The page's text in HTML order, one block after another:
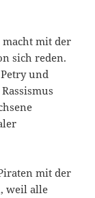
macht mit der
sich reden.
und
mit der
weil alle